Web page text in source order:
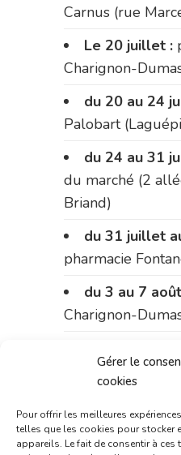
Gérer le
cookies
Pour offrir les meilleures
telles que les cookies pour stocker
appareils. Le fait de consentir à
Carnus (rue
Le 20 juillet :
Charignon-
du 20 au 24
Palobart
du 24 au 31
du marché (2
Briand)
du 31 juillet
pharmacie
du 3 au 7
Charignon-
Bonnemaire (rue
du marché (2
Briand)